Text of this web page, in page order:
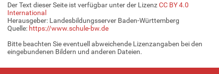
Der Text dieser Seite ist verfügbar unter der LizenzCC BY 4.0
International
Herausgeber: Landesbildungsserver Baden-Württemberg
Quelle: https://www.schule-bw.de
Bitte beachten Sie eventuell abweichende Lizenzangaben bei den
eingebundenen Bildern und anderen Dateien.